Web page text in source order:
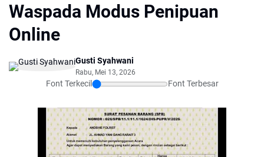
Waspada Modus Penipuan
Online
Gusti Syahwani
Rabu, Mei 13, 2026
Font Terkecil Font Terbesar